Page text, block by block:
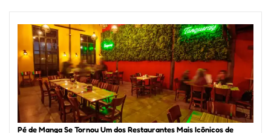
Pé de Manga Se Tornou Um dos Restaurantes Mais Icônicos de